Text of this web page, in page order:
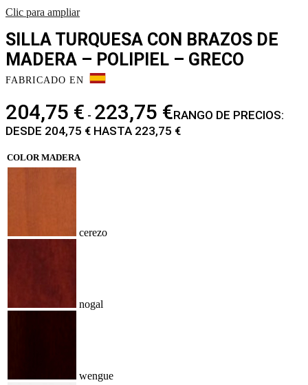
Clic para ampliar
SILLA TURQUESA CON BRAZOS DE
MADERA – POLIPIEL – GRECO
FABRICADO EN
204,75 € - 223,75 €RANGO DE PRECIOS:
DESDE 204,75 € HASTA 223,75 €
COLOR MADERA
cerezo
nogal
wengue